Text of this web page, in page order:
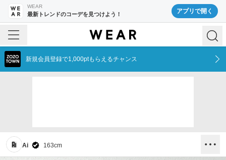
WEAR
最新トレンドのコーデを見つけよう！ アプリで開く
新規会員登録で1,000ptもらえるチャンス
Ai 163cm